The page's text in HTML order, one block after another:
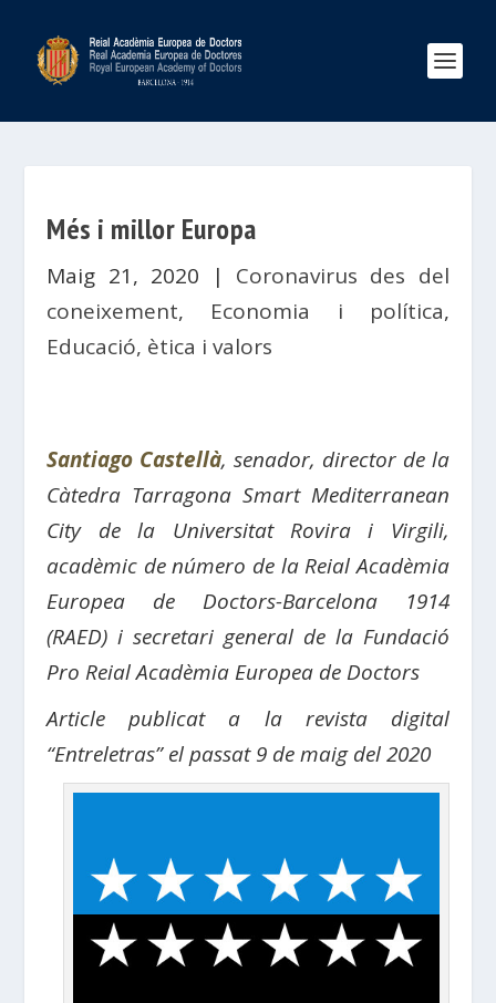
Més i millor Europa
Maig 21, 2020 | Coronavirus des del
coneixement, Economia i política,
Educació, ètica i valors
Santiago Castellà, senador, director de la
Càtedra Tarragona Smart Mediterranean
City de la Universitat Rovira i Virgili,
acadèmic de número de la Reial Acadèmia
Europea de Doctors-Barcelona 1914
(RAED) i secretari general de la Fundació
Pro Reial Acadèmia Europea de Doctors
Article publicat a la revista digital
“Entreletras” el passat 9 de maig del 2020